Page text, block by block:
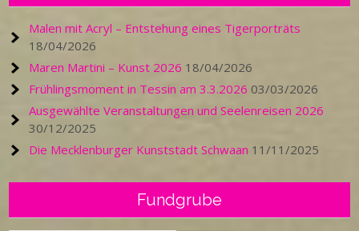
Malen mit Acryl – Entstehung eines Tigerporträts
18/04/2026
Maren Martini – Kunst 2026 18/04/2026
Frühlingsmoment in Tessin am 3.3.2026 03/03/2026
Ausgewählte Veranstaltungen und Seelenreisen 2026
30/12/2025
Die Mecklenburger Kunststadt Schwaan 11/11/2025
Fundgrube